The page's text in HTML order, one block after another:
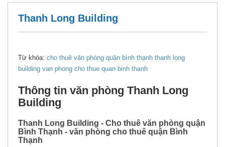
Thanh Long Building
Từ khóa: cho thuê văn phòng quận bình thạnh thanh long
building van phong cho thue quan binh thanh
Thông tin văn phòng Thanh Long
Building
Thanh Long Building - Cho thuê văn phòng quận
Bình Thạnh - văn phòng cho thuê quận Bình
Thạnh